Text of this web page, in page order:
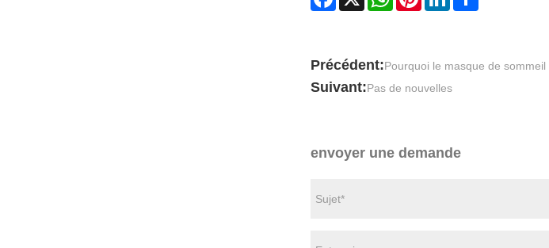
Précédent:Pourquoi le masque de
Suivant:Pas de nouvelles
envoyer une demande